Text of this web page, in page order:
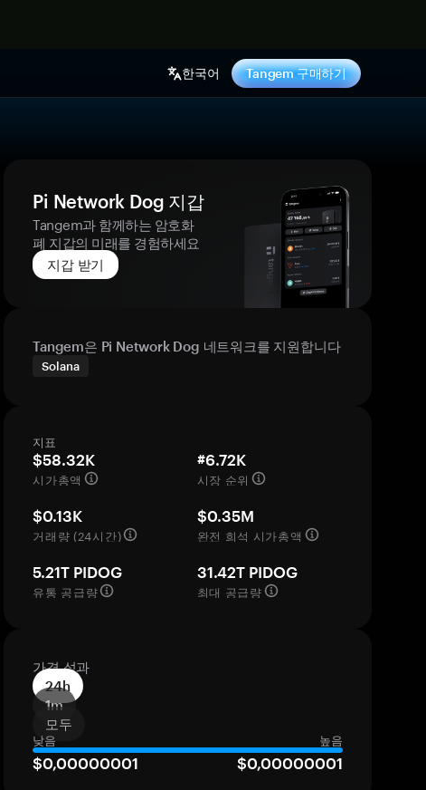
한국어 Tangem 구매하기
Pi Network Dog 지갑
Tangem과 함께하는 암호화
폐 지갑의 미래를 경험하세요
지갑 받기
Tangem은 Pi Network Dog 네트워크를 지원합니다
Solana
지표
$58.32K
시가총액
#6.72K
시장 순위
$0.13K
거래량 (24시간)
$0.35M
완전 희석 시가총액
5.21T PIDOG
유통 공급량
31.42T PIDOG
최대 공급량
가격 성과
24h
1m
모두
낮음 높음
$0,00000001 $0,00000001